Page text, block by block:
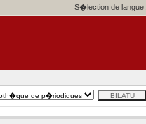
S�lection de langue: